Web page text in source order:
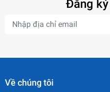
Đăng
Về chúng tôi